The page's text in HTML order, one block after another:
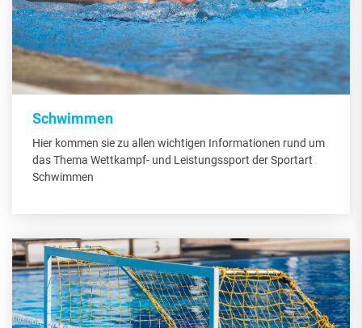
Schwimmen
Hier kommen sie zu allen wichtigen Informationen rund um
das Thema Wettkampf- und Leistungssport der Sportart
Schwimmen